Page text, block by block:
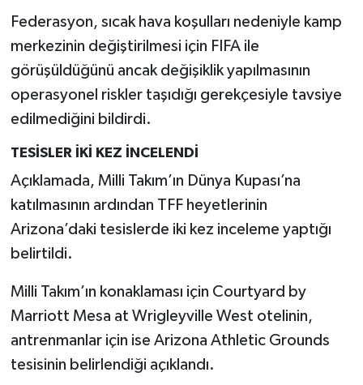
Federasyon, sıcak hava koşulları nedeniyle kamp
merkezinin değiştirilmesi için FIFA ile
görüşüldüğünü ancak değişiklik yapılmasının
operasyonel riskler taşıdığı gerekçesiyle tavsiye
edilmediğini bildirdi.
TESİSLER İKİ KEZ İNCELENDİ
Açıklamada, Milli Takım’ın Dünya Kupası’na
katılmasının ardından TFF heyetlerinin
Arizona’daki tesislerde iki kez inceleme yaptığı
belirtildi.
Milli Takım’ın konaklaması için Courtyard by
Marriott Mesa at Wrigleyville West otelinin,
antrenmanlar için ise Arizona Athletic Grounds
tesisinin belirlendiği açıklandı.